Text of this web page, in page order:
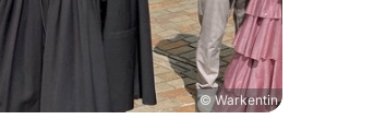
© Warkentin